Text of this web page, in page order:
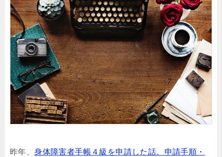
昨年、身体障害者手帳４級を申請した話。申請手順・